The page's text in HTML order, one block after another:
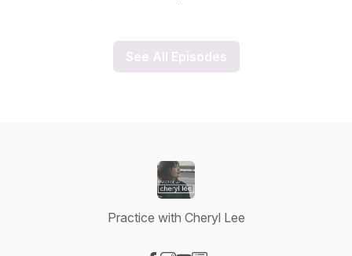
See All Episodes
Practice with Cheryl Lee